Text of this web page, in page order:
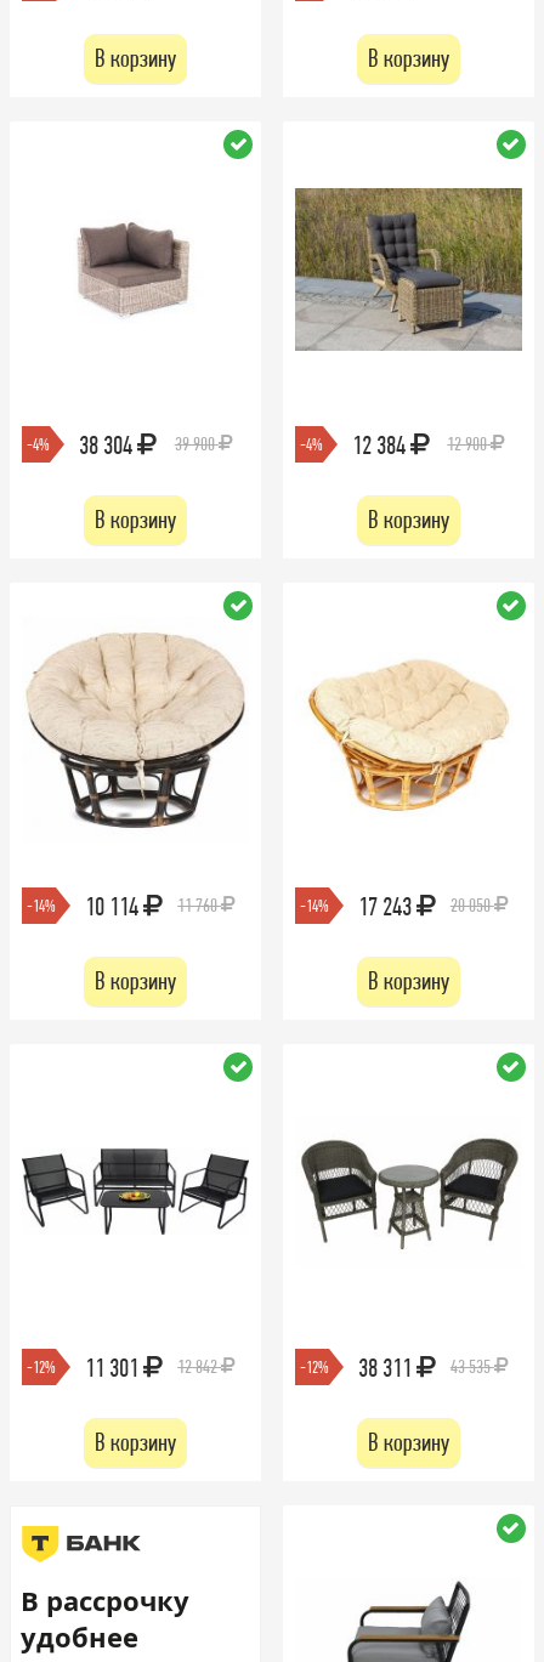
В корзину В корзину
-4% 38 304 39 900
В корзину
-4% 12 384 12 900
В корзину
-14% 10 114 11 760
В корзину
-14% 17 243 20 050
В корзину
-12% 11 301 12 842
В корзину
-12% 38 311 43 535
В корзину
В рассрочку
удобнее